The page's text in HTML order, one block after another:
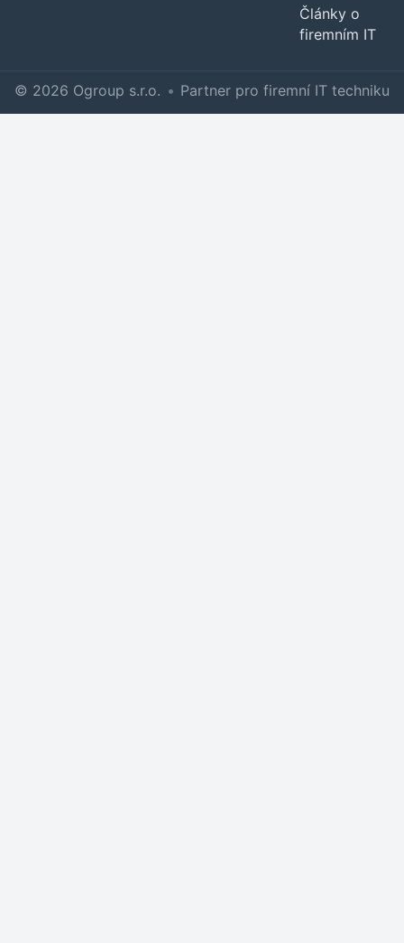
Články o
firemním IT
© 2026 Ogroup s.r.o. • Partner pro firemní IT techniku